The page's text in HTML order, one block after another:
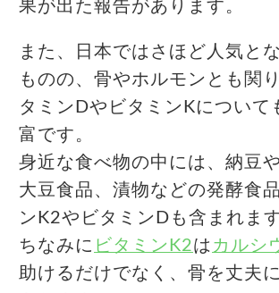
果が出た報告があります。
また、日本ではさほど人気と
ものの、骨やホルモンとも関
タミンDやビタミンKについて
富です。
身近な食べ物の中には、納豆
大豆食品、漬物などの発酵食
ンK2やビタミンDも含まれます
ちなみに ビタミンK2は カルシ
助けるだけでなく、骨を丈夫